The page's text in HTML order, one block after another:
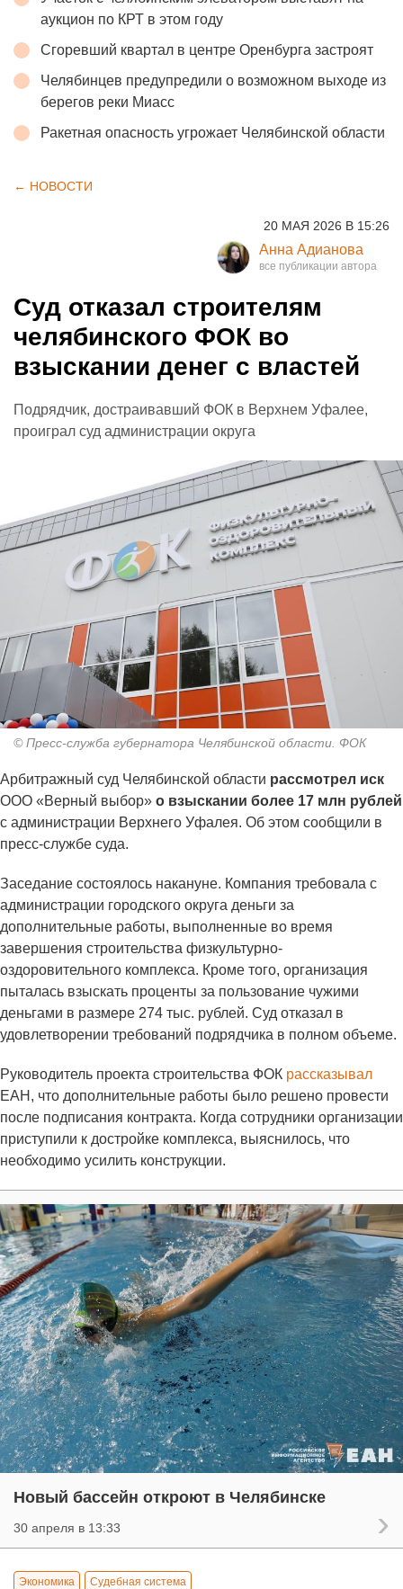
аукцион по КРТ в этом году
Сгоревший квартал в центре Оренбурга застроят
Челябинцев предупредили о возможном выходе из
берегов реки Миасс
Ракетная опасность угрожает Челябинской области
← НОВОСТИ
20 МАЯ 2026 В 15:26
Анна Адианова
Суд отказал строителям
челябинского ФОК во
взыскании денег с властей
Подрядчик, достраивавший ФОК в Верхнем Уфалее,
проиграл суд администрации округа
© Пресс-служба губернатора Челябинской области. ФОК
Арбитражный суд Челябинской области рассмотрел иск
ООО «Верный выбор» о взыскании более 17 млн рублей
с администрации Верхнего Уфалея. Об этом сообщили в
пресс-службе суда.
Заседание состоялось накануне. Компания требовала с
администрации городского округа деньги за
дополнительные работы, выполненные во время
завершения строительства физкультурно-
оздоровительного комплекса. Кроме того, организация
пыталась взыскать проценты за пользование чужими
деньгами в размере 274 тыс. рублей. Суд отказал в
удовлетворении требований подрядчика в полном объеме.
Руководитель проекта строительства ФОК рассказывал
ЕАН, что дополнительные работы было решено провести
после подписания контракта. Когда сотрудники организации
приступили к достройке комплекса, выяснилось, что
необходимо усилить конструкции.
Новый бассейн откроют в Челябинске
30 апреля в 13:33
Экономика Судебная система